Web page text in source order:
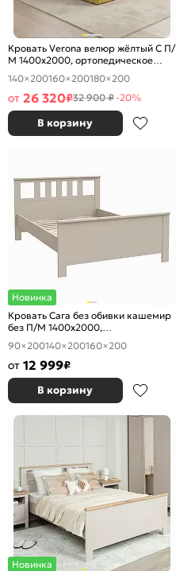
Кровать Verona велюр жёлтый С П/
М 1400x2000, ортопедическое
основание, изголовье мягкое
140×200160×200180×200
от 26 320₽32 900 ₽-20%
В корзину
Новинка
Кровать Сага без обивки кашемир
без П/М 1400x2000,
ортопедическое основание,
изголовье жесткое
90×200140×200160×200
от 12 999₽
В корзину
Новинка